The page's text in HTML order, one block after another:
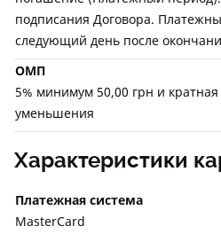
подписания Договора.
следующий день после
ОМП
5% минимум 50,00 грн и кратная
уменьшения
Характеристики
Платежная система
MasterCard